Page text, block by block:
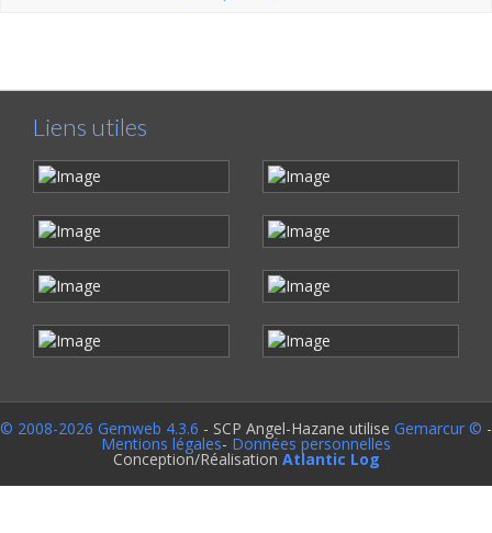
Liens utiles
© 2008-2026 Gemweb 4.3.6 - SCP Angel-Hazane utilise Gemarcur © -
Mentions légales- Données personnelles
Conception/Réalisation Atlantic Log